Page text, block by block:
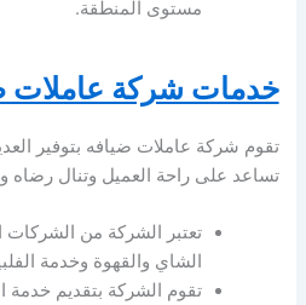
مستوى المنطقة.
خدمات شركة عاملات
تقوم شركة عاملات ضيافه بتوفير
تساعد على راحة العميل وتنال رضاه
تعتبر الشركة من الشركات
الشاي والقهوة وخدمة
تقوم الشركة بتقديم خدمة